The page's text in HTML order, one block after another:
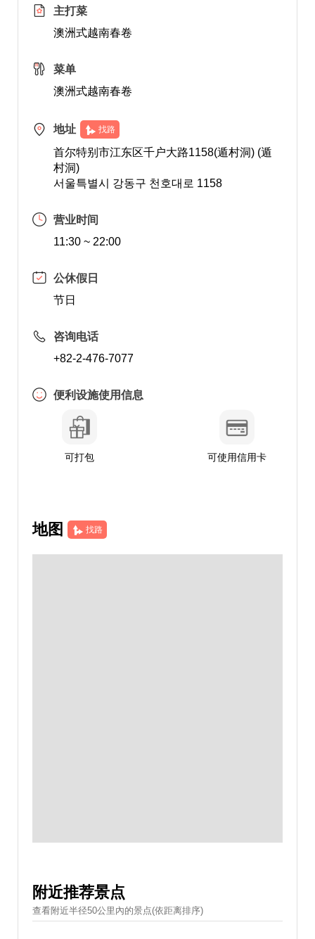
主打菜
澳洲式越南春卷
菜单
澳洲式越南春卷
地址 找路
首尔特别市江东区千户大路1158(遁村洞) (遁
村洞)
서울특별시 강동구 천호대로 1158
营业时间
11:30 ~ 22:00
公休假日
节日
咨询电话
+82-2-476-7077
便利设施使用信息
可打包 可使用信用卡
地图 找路
附近推荐景点
查看附近半径50公里內的景点(依距离排序)